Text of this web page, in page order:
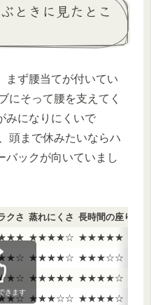
ときに見たとこ
まず腰当てが付いてい
にそって腰を支えてく
みになりにくいで
頭まで休みたいならハ
バックが向いていまし
クさ 蒸れにくさ 長時間の座り心地
★★★★☆ ★★★★★
★★★★☆ ★★★☆☆
★★★★★ ★★★★☆
★★★☆☆ ★★★★☆
きます